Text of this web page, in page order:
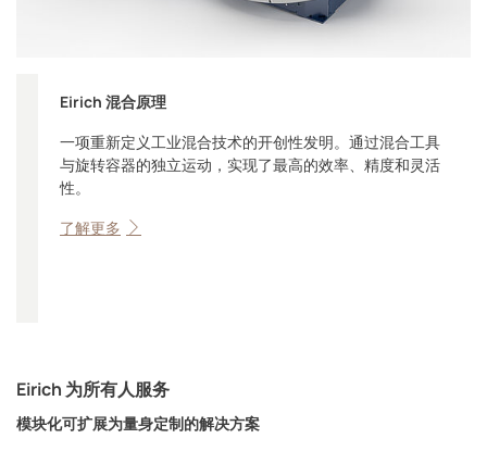
Eirich 混合原理
一项重新定义工业混合技术的开创性发明。通过混合工具
与旋转容器的独立运动，实现了最高的效率、精度和灵活
性。
了解更多
Eirich 为所有人服务
模块化可扩展为量身定制的解决方案